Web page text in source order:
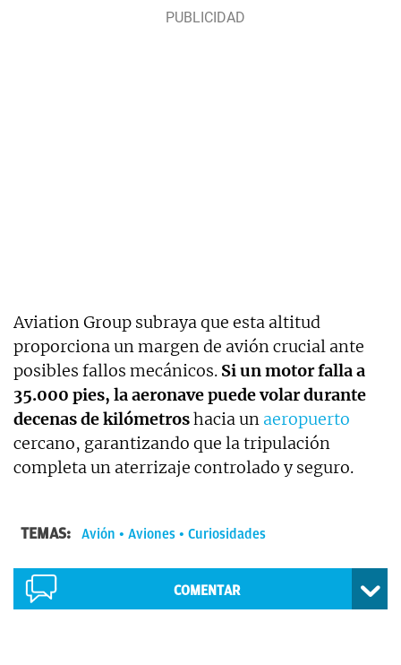
Aviation Group subraya que esta altitud
proporciona un margen de avión crucial ante
posibles fallos mecánicos. Si un motor falla a
35.000 pies, la aeronave puede volar durante
decenas de kilómetroshacia un aeropuerto
cercano, garantizando que la tripulación
completa un aterrizaje controlado y seguro.
TEMAS: Avión Aviones Curiosidades
COMENTAR